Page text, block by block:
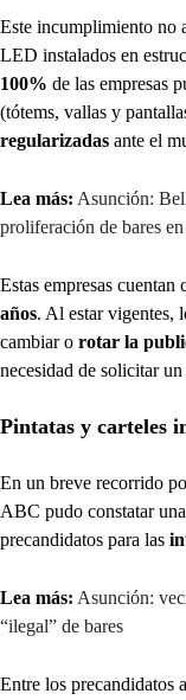
Este incumplimiento no
LED instalados en
100% de las empresas
(tótems, vallas y
regularizadas ante el
Lea más: Asunción:
proliferación de bares
Estas empresas
años. Al estar vigentes,
cambiar o rotar la
necesidad de solicitar
Pintatas y carteles
En un breve recorrido
ABC pudo constatar
precandidatos para las
Lea más: Asunción:
“ilegal” de bares
Entre los precandidatos